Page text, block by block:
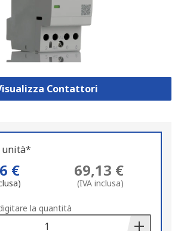
Contattori
unità*
€ 69,13 €
(IVA inclusa)
la quantità